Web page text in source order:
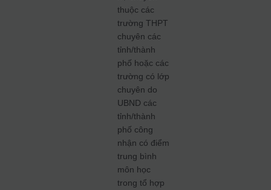
thuộc các
trường THPT
chuyên các
tỉnh/thành
phố hoặc các
trường có lớp
chuyên do
UBND các
tỉnh/thành
phố công
nhận có điểm
trung bình
môn học
trong tổ hợp